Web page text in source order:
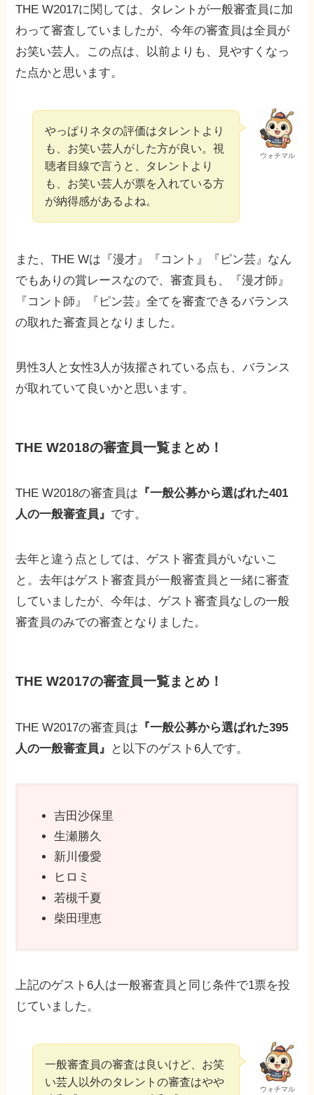
THE W2017に関しては、タレントが一般審査員に加
わって審査していましたが、今年の審査員は全員が
お笑い芸人。この点は、以前よりも、見やすくなっ
た点かと思います。
ウォチマル
やっぱりネタの評価はタレントより
も、お笑い芸人がした方が良い。視
聴者目線で言うと、タレントより
も、お笑い芸人が票を入れている方
が納得感があるよね。
また、THE Wは『漫才』『コント』『ピン芸』なん
でもありの賞レースなので、審査員も、『漫才師』
『コント師』『ピン芸』全てを審査できるバランス
の取れた審査員となりました。
男性3人と女性3人が抜擢されている点も、バランス
が取れていて良いかと思います。
THE W2018の審査員一覧まとめ！
THE W2018の審査員は 『一般公募から選ばれた401
人の一般審査員』 です。
去年と違う点としては、ゲスト審査員がいないこ
と。去年はゲスト審査員が一般審査員と一緒に審査
していましたが、今年は、ゲスト審査員なしの一般
審査員のみでの審査となりました。
THE W2017の審査員一覧まとめ！
THE W2017の審査員は 『一般公募から選ばれた395
人の一般審査員』
と以下のゲスト6人です。
吉田沙保里
生瀬勝久
新川優愛
ヒロミ
若槻千夏
柴田理恵
上記のゲスト6人は一般審査員と同じ条件で1票を投
じていました。
ウォチマル
一般審査員の審査は良いけど、お笑
い芸人以外のタレントの審査はやや